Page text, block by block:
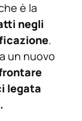
è la
negli
.
un nuovo
legata